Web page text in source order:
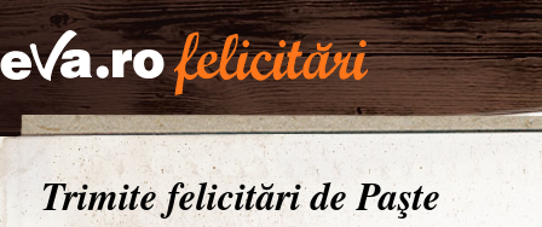
Trimite felicitări de Paşte